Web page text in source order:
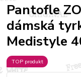
Pantofle
dámská
Medistyle
TOP produkt